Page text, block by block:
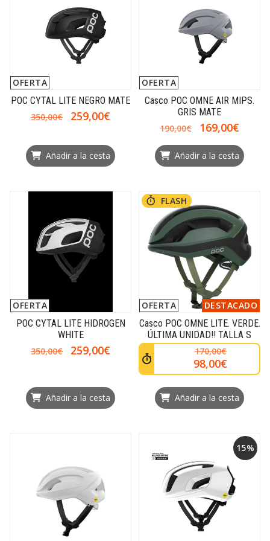
OFERTA
POC CYTAL LITE NEGRO MATE
350,00€
259,00€
Añadir a la cesta
OFERTA
Casco POC OMNE AIR MIPS.
GRIS MATE
190,00€
169,00€
Añadir a la cesta
OFERTA
POC CYTAL LITE HIDROGEN
WHITE
350,00€
259,00€
Añadir a la cesta
OFERTA DESTACADO
FLASH
Casco POC OMNE LITE. VERDE.
ÚLTIMA UNIDAD!! TALLA S
170,00€
98,00€
Añadir a la cesta
15%